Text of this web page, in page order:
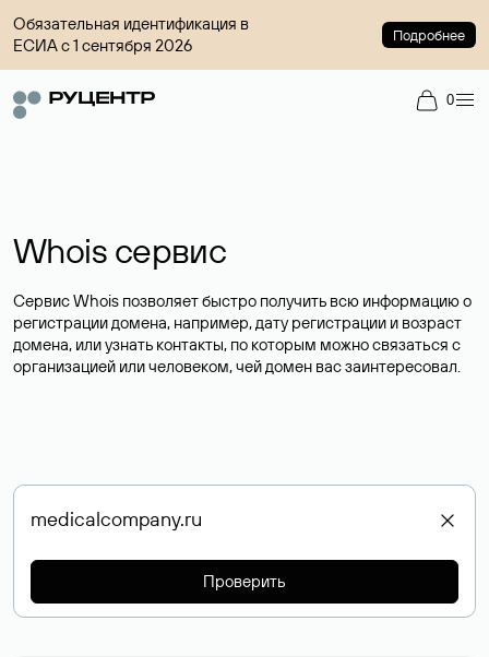
Обязательная идентификация в
ЕСИА с 1 сентября 2026
Подробнее
0
Whois сервис
Сервис Whois позволяет быстро получить всю информацию о
регистрации домена, например, дату регистрации и возраст
домена, или узнать контакты, по которым можно связаться с
организацией или человеком, чей домен вас заинтересовал.
Проверить